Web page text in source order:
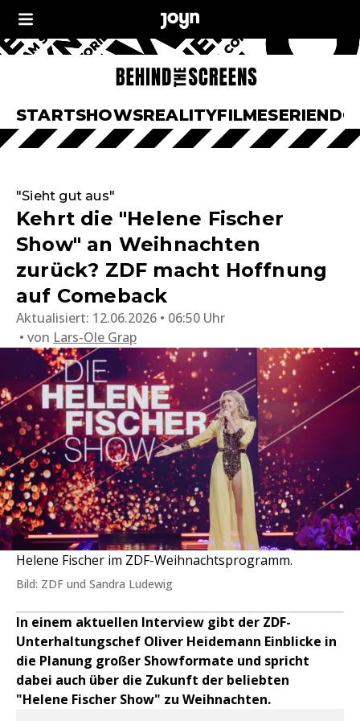
STARTSHOWSREALITYFILMESERIEN
"Sieht gut aus"
Kehrt die "Helene Fischer
Show" an Weihnachten
zurück? ZDF macht Hoffnung
auf Comeback
Aktualisiert: 12.06.2026 • 06:50 Uhr
von Lars-Ole Grap
Helene Fischer im ZDF-Weihnachtsprogramm.
Bild: ZDF und Sandra Ludewig
In einem aktuellen Interview gibt der ZDF-
Unterhaltungschef Oliver Heidemann Einblicke in
die Planung großer Showformate und spricht
dabei auch über die Zukunft der beliebten
"Helene Fischer Show" zu Weihnachten.